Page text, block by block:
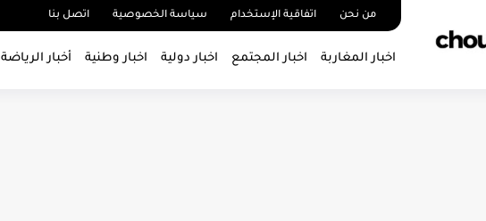
من نحن اتفاقية الإستخدام سياسة الخصوصية اتصل بنا
اخبار المغاربة اخبار المجتمع اخبار دولية اخبار وطنية أخبار الرياضة